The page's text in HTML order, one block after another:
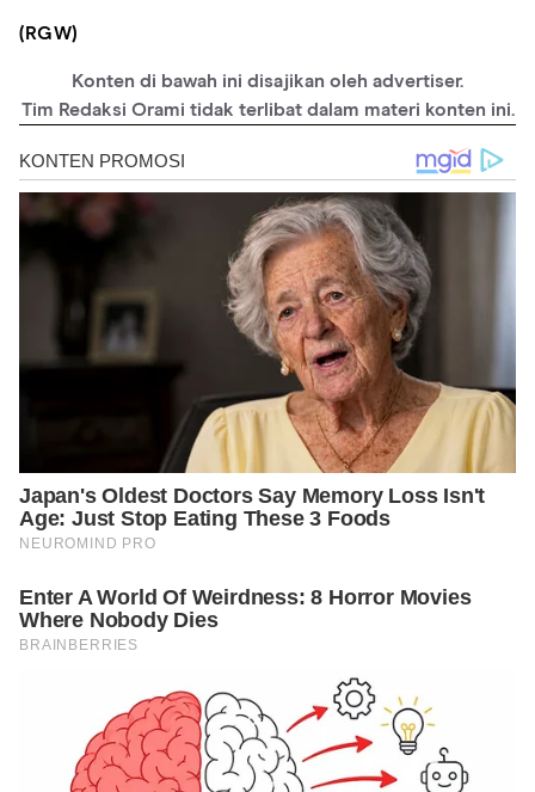
(RGW)
Konten di bawah ini disajikan oleh advertiser.
Tim Redaksi Orami tidak terlibat dalam materi konten ini.